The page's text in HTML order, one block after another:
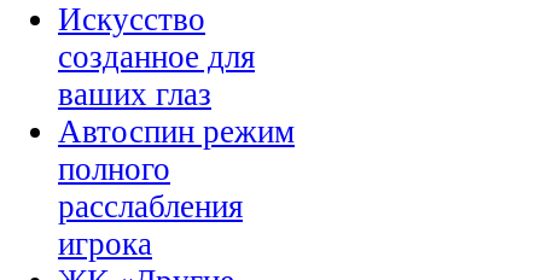
Искусство
созданное для
ваших глаз
Автоспин режим
полного
расслабления
игрока